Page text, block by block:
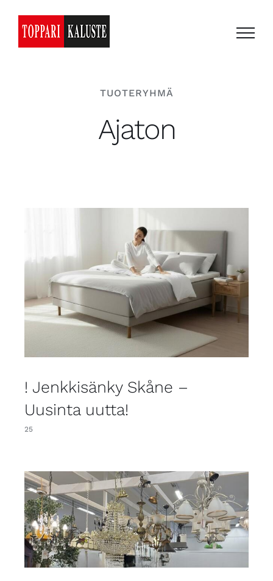
content
TUOTERYHMÄ
Ajaton
! Jenkkisänky Skåne –
Uusinta uutta!
25